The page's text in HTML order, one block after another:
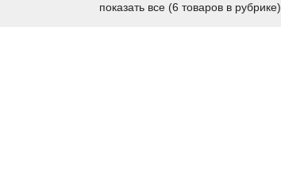
показать все (6 товаров в рубрике)